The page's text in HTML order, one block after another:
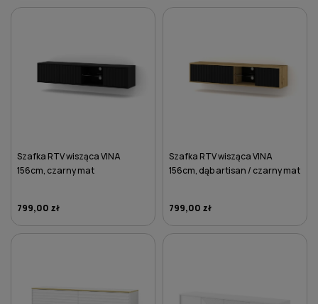
Szafka RTV wisząca VINA
156cm, czarny mat
799,00 zł
Szafka RTV wisząca VINA
156cm, dąb artisan / czarny mat
799,00 zł